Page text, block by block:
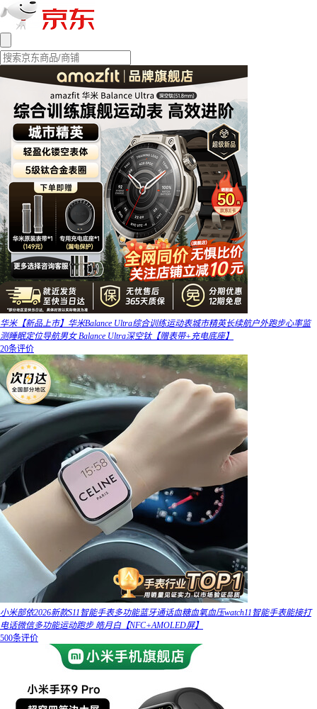
华米【新品上市】华米Balance Ultra综合训练运动表城市精英长续航户外跑步心率监
测睡眠定位导航男女 Balance Ultra深空钛【赠表带+充电底座】
20条评价
小米部依2026新款S11智能手表多功能蓝牙通话血糖血氧血压watch11智能手表能接打
电话微信多功能运动跑步 皓月白【NFC+AMOLED屏】
500条评价